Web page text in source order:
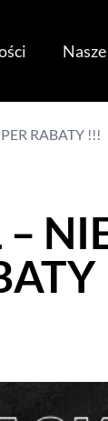
RABATY !!!